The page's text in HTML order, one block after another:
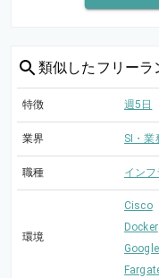
類似した フリーラ
特徴 週5日
業界 SI・業
職種 イン
環境
Cisco
Docker